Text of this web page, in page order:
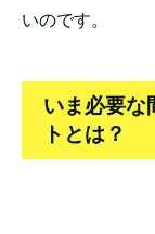
いのです。
いま必要な
トとは？